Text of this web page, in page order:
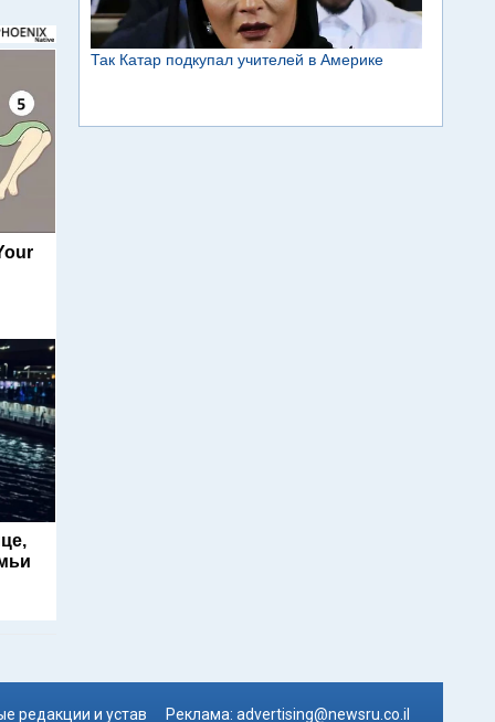
редакции и устав Реклама: advertising@newsru.co.il